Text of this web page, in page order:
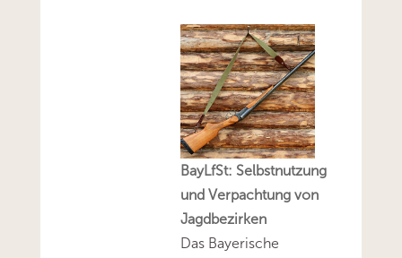
BayLfSt: Selbstnutzung
und Verpachtung von
Jagdbezirken
Das Bayerische